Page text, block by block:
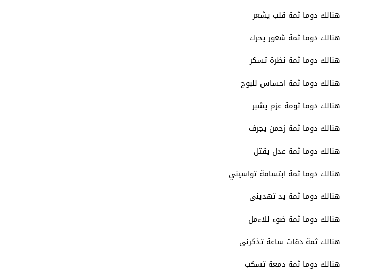
هنالك دوما ثمة قلب يشعر
هنالك دوما ثمة شعور يحرك
هنالك دوما ثمة نظرة تسكر
هنالك دوما ثمة احساس للبوح
هنالك دوما ثومة عزم يشبر
هنالك دوما ثمة زحمن يجرف
هنالك دوما ثمة عدل يقتل
هنالك دوما ثمة ابتسامة تواسيني
هنالك دوما ثمة يد تهدينى
هنالك دوما ثمة ضوء للاءمل
هنالك ثمة دقات ساعة تذكرنى
هنالك دوما ثمة دمعة تسكب